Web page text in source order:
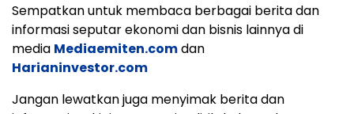
Sempatkan untuk membaca berbagai berita dan
informasi seputar ekonomi dan bisnis lainnya di
media Mediaemiten.comdan
Harianinvestor.com
Jangan lewatkan juga menyimak berita dan